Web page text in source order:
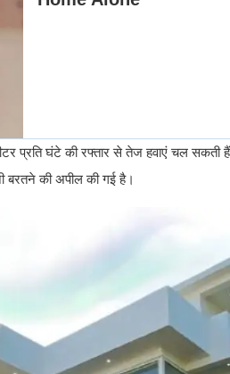
प्रति घंटे की रफ्तार से तेज हवाएं चल सकती
बरतने की अपील की गई है।